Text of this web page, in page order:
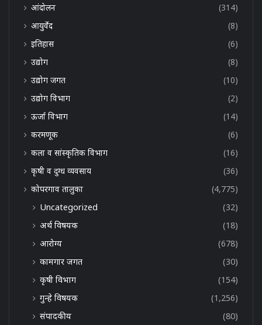
आंदोलन
(314)
आयुर्वेद
(8)
इतिहास
(6)
उद्योग
(8)
उद्योग जगत
(10)
उद्योग विभाग
(2)
ऊर्जा विभाग
(14)
करमणूक
(6)
कला व सांस्कृतिक विभाग
(16)
कृषी व दुग्ध व्यवसाय
(36)
कोपरगाव तालुका
(4,775)
Uncategorized
(32)
अर्थ विषयक
(18)
आरोग्य
(678)
कामगार जगत
(30)
कृषी विभाग
(154)
गुन्हे विषयक
(1,256)
संपादकीय
(80)